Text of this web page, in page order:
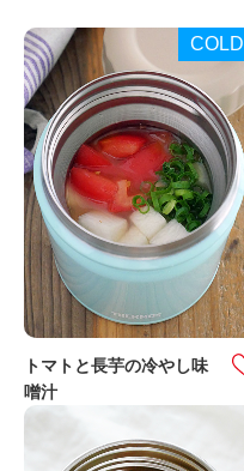
COLD
トマトと長芋の冷やし味
噌汁